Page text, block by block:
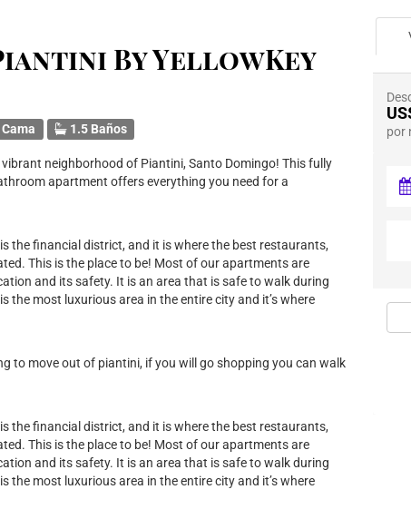
By YellowKey
Cama 1.5 Baños
neighborhood of Piantini, Santo Domingo! This fully
apartment offers everything you need for a
the financial district, and it is where the best restaurants,
This is the place to be! Most of our apartments are
and its safety. It is an area that is safe to walk during
the most luxurious area in the entire city and it’s where
to move out of piantini, if you will go shopping you can walk
the financial district, and it is where the best restaurants,
This is the place to be! Most of our apartments are
and its safety. It is an area that is safe to walk during
the most luxurious area in the entire city and it’s where
por